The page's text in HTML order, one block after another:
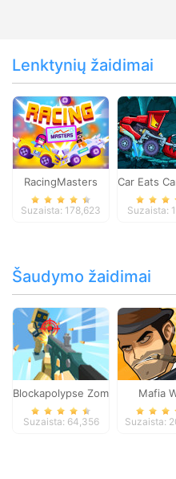
Lenktynių žaidimai
RacingMasters
Suzaista: 178,623
Car Eats
Suzaista:
Šaudymo žaidimai
Blockapolypse Zombie Shooter
Suzaista: 64,356
Mafia
Suzaista: